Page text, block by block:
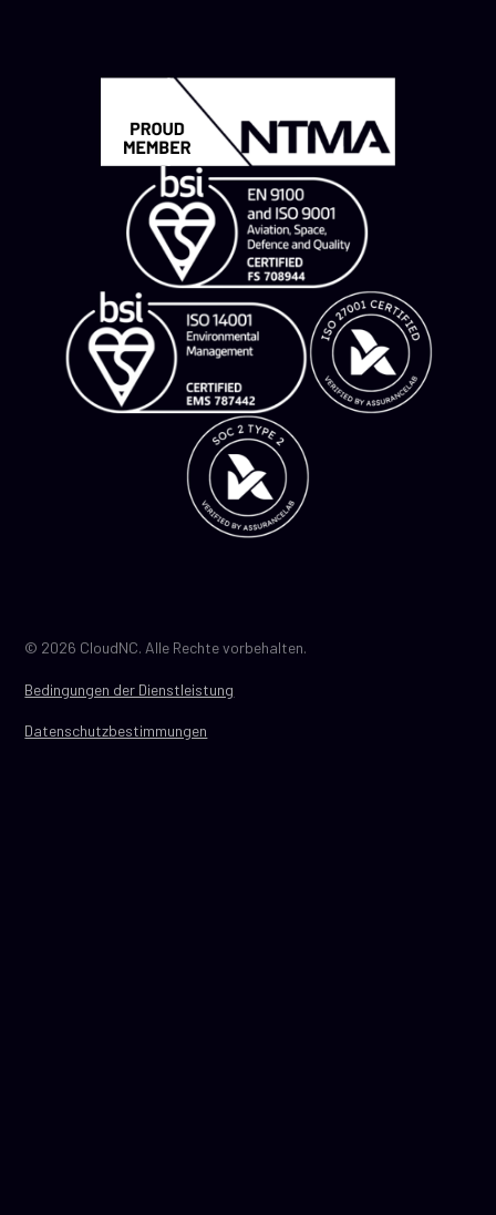
Bedingungen der Dienstleistung
Datenschutzbestimmungen
© 2026 CloudNC. Alle Rechte vorbehalten.